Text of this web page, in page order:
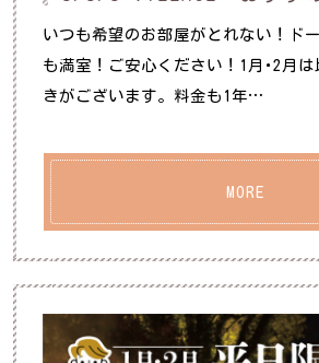
いつも希望のお部屋がとれない！ド
も満室！ご安心ください！1月･2月
きがございます。料金も1年…
MORE